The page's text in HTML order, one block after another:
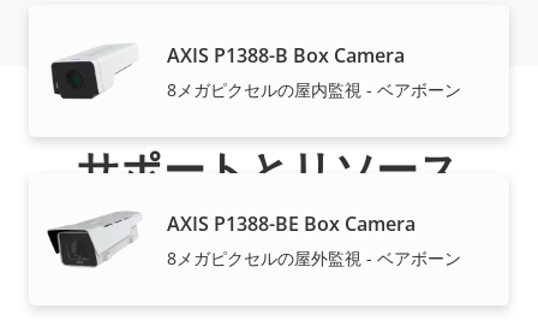
AXIS P1388-B Box Camera
8メガピクセルの屋内監視 - ベアボーン
AXIS P1388-BE Box Camera
8メガピクセルの屋外監視 - ベアボーン
サポートとリソース
Axis製品の情報、ソフトウェア、または専門家のサポー
トが必要ですか？